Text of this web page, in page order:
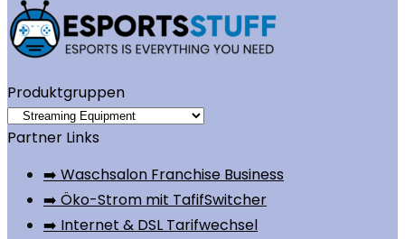
Produktgruppen
Partner Links
➡️ Waschsalon Franchise Business
➡️ Öko-Strom mit TafifSwitcher
➡️ Internet & DSL Tarifwechsel